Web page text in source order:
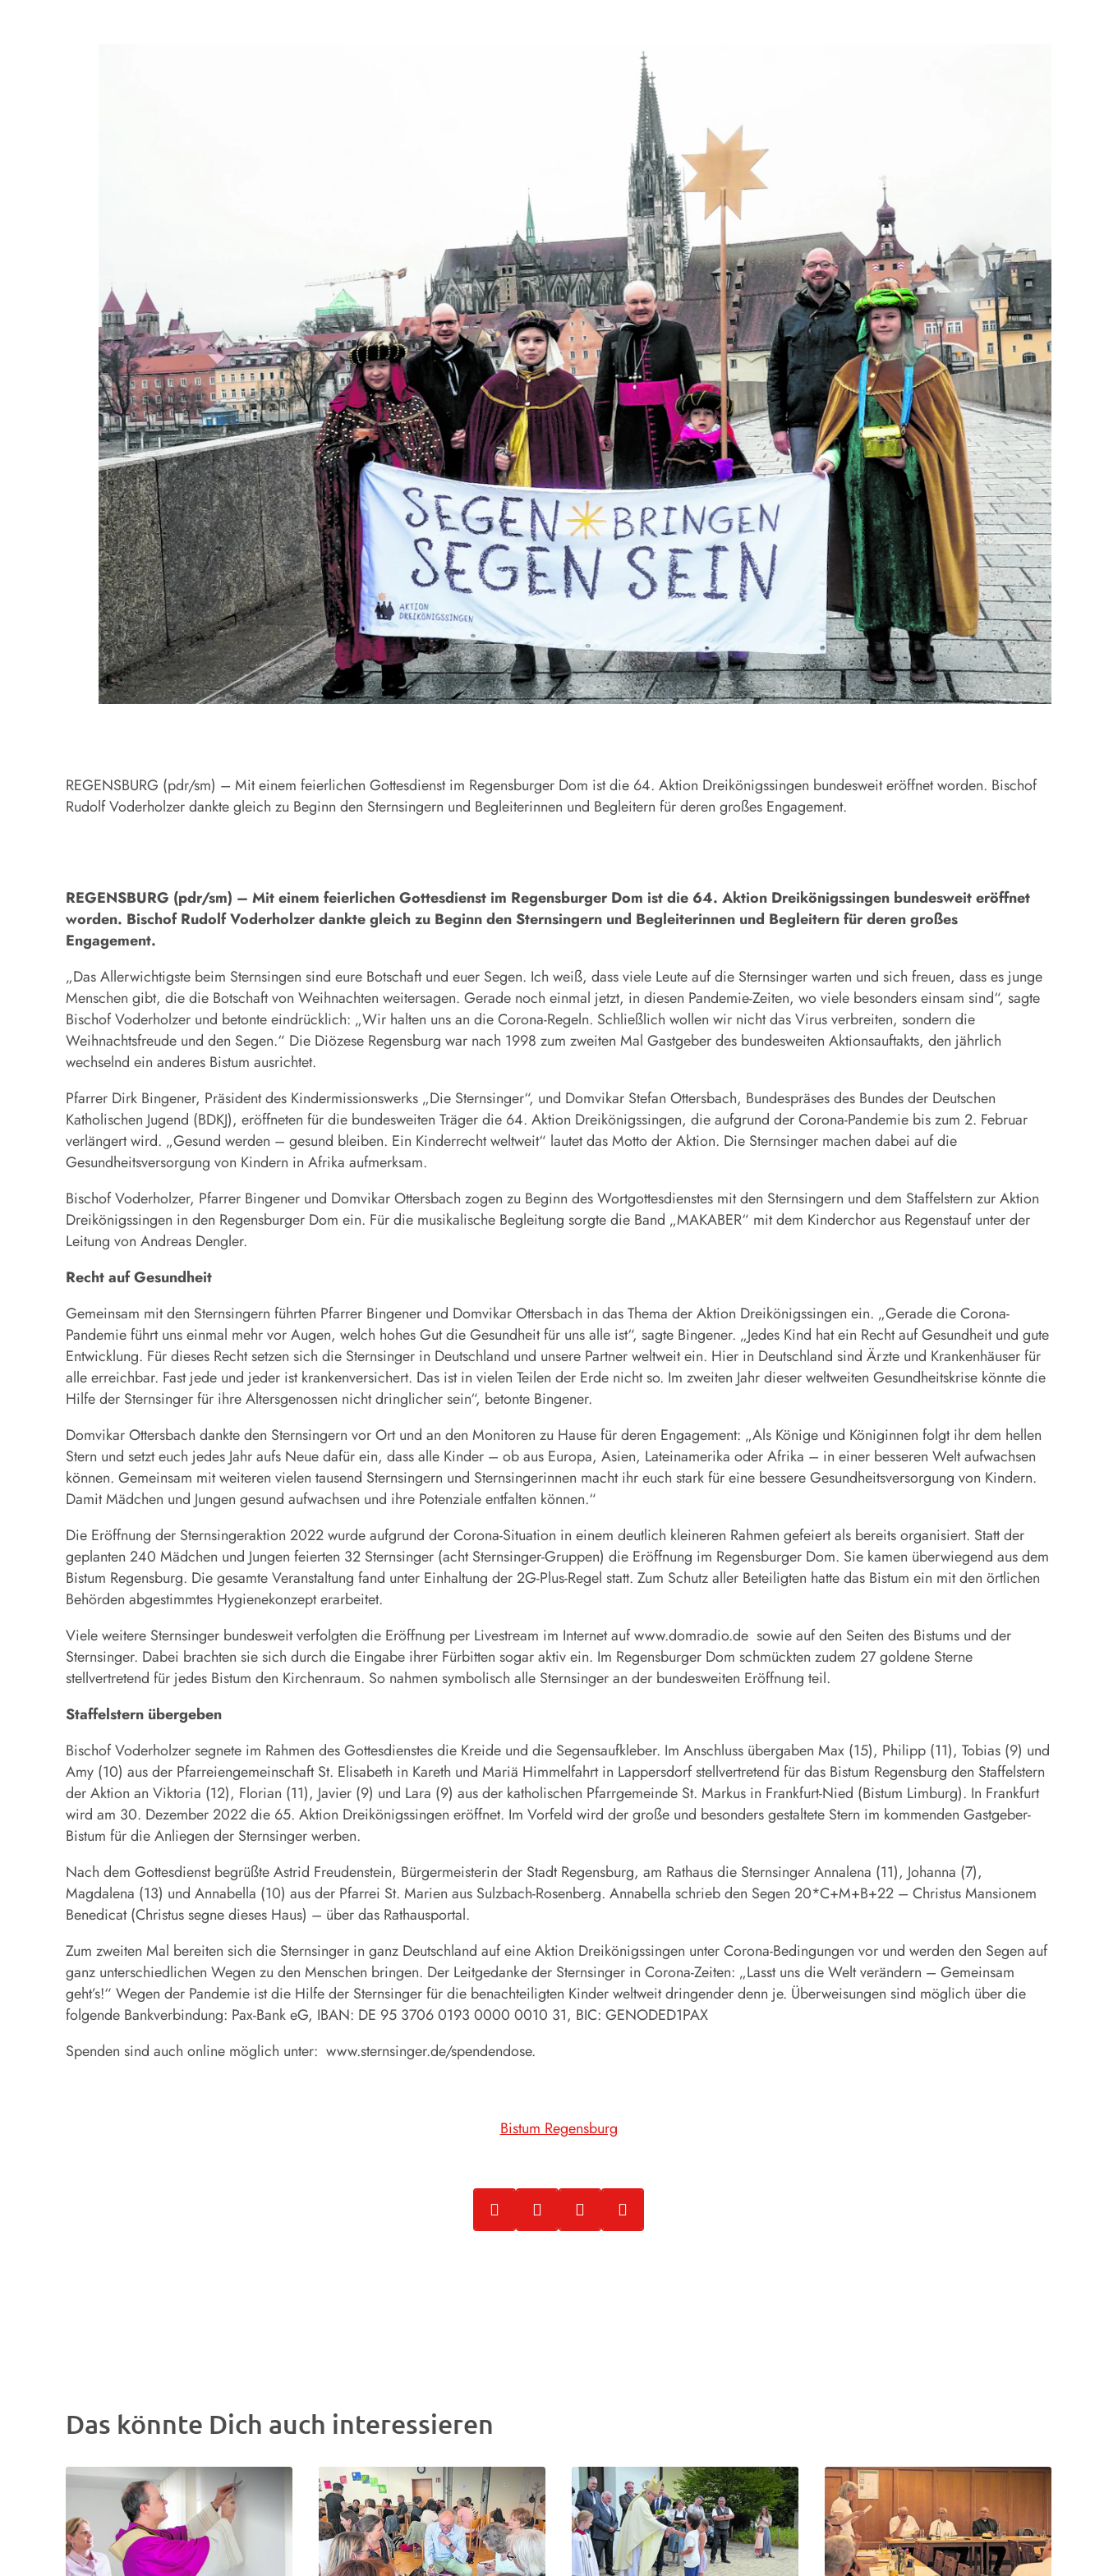
REGENSBURG (pdr/sm) – Mit einem feierlichen Gottesdienst im Regensburger Dom ist die 64. Aktion Dreikönigssingen bundesweit eröffnet worden. Bischof
Rudolf Voderholzer dankte gleich zu Beginn den Sternsingern und Begleiterinnen und Begleitern für deren großes Engagement.
REGENSBURG (pdr/sm) – Mit einem feierlichen Gottesdienst im Regensburger Dom ist die 64. Aktion Dreikönigssingen bundesweit eröffnet
worden. Bischof Rudolf Voderholzer dankte gleich zu Beginn den Sternsingern und Begleiterinnen und Begleitern für deren großes
Engagement.
„Das Allerwichtigste beim Sternsingen sind eure Botschaft und euer Segen. Ich weiß, dass viele Leute auf die Sternsinger warten und sich freuen, dass es junge
Menschen gibt, die die Botschaft von Weihnachten weitersagen. Gerade noch einmal jetzt, in diesen Pandemie-Zeiten, wo viele besonders einsam sind“, sagte
Bischof Voderholzer und betonte eindrücklich: „Wir halten uns an die Corona-Regeln. Schließlich wollen wir nicht das Virus verbreiten, sondern die
Weihnachtsfreude und den Segen.“ Die Diözese Regensburg war nach 1998 zum zweiten Mal Gastgeber des bundesweiten Aktionsauftakts, den jährlich
wechselnd ein anderes Bistum ausrichtet.
Pfarrer Dirk Bingener, Präsident des Kindermissionswerks „Die Sternsinger“, und Domvikar Stefan Ottersbach, Bundespräses des Bundes der Deutschen
Katholischen Jugend (BDKJ), eröffneten für die bundesweiten Träger die 64. Aktion Dreikönigssingen, die aufgrund der Corona-Pandemie bis zum 2. Februar
verlängert wird. „Gesund werden – gesund bleiben. Ein Kinderrecht weltweit“ lautet das Motto der Aktion. Die Sternsinger machen dabei auf die
Gesundheitsversorgung von Kindern in Afrika aufmerksam.
Bischof Voderholzer, Pfarrer Bingener und Domvikar Ottersbach zogen zu Beginn des Wortgottesdienstes mit den Sternsingern und dem Staffelstern zur Aktion
Dreikönigssingen in den Regensburger Dom ein. Für die musikalische Begleitung sorgte die Band „MAKABER“ mit dem Kinderchor aus Regenstauf unter der
Leitung von Andreas Dengler.
Recht auf Gesundheit
Gemeinsam mit den Sternsingern führten Pfarrer Bingener und Domvikar Ottersbach in das Thema der Aktion Dreikönigssingen ein. „Gerade die Corona-
Pandemie führt uns einmal mehr vor Augen, welch hohes Gut die Gesundheit für uns alle ist“, sagte Bingener. „Jedes Kind hat ein Recht auf Gesundheit und gute
Entwicklung. Für dieses Recht setzen sich die Sternsinger in Deutschland und unsere Partner weltweit ein. Hier in Deutschland sind Ärzte und Krankenhäuser für
alle erreichbar. Fast jede und jeder ist krankenversichert. Das ist in vielen Teilen der Erde nicht so. Im zweiten Jahr dieser weltweiten Gesundheitskrise könnte die
Hilfe der Sternsinger für ihre Altersgenossen nicht dringlicher sein“, betonte Bingener.
Domvikar Ottersbach dankte den Sternsingern vor Ort und an den Monitoren zu Hause für deren Engagement: „Als Könige und Königinnen folgt ihr dem hellen
Stern und setzt euch jedes Jahr aufs Neue dafür ein, dass alle Kinder – ob aus Europa, Asien, Lateinamerika oder Afrika – in einer besseren Welt aufwachsen
können. Gemeinsam mit weiteren vielen tausend Sternsingern und Sternsingerinnen macht ihr euch stark für eine bessere Gesundheitsversorgung von Kindern.
Damit Mädchen und Jungen gesund aufwachsen und ihre Potenziale entfalten können.“
Die Eröffnung der Sternsingeraktion 2022 wurde aufgrund der Corona-Situation in einem deutlich kleineren Rahmen gefeiert als bereits organisiert. Statt der
geplanten 240 Mädchen und Jungen feierten 32 Sternsinger (acht Sternsinger-Gruppen) die Eröffnung im Regensburger Dom. Sie kamen überwiegend aus dem
Bistum Regensburg. Die gesamte Veranstaltung fand unter Einhaltung der 2G-Plus-Regel statt. Zum Schutz aller Beteiligten hatte das Bistum ein mit den örtlichen
Behörden abgestimmtes Hygiene­konzept erarbeitet.
Viele weitere Sternsinger bundesweit verfolgten die Eröffnung per Livestream im Internet auf www.domradio.de sowie auf den Seiten des Bistums und der
Sternsinger. Dabei brachten sie sich durch die Eingabe ihrer Fürbitten sogar aktiv ein. Im Regensburger Dom schmückten zudem 27 goldene Sterne
stellvertretend für jedes Bistum den Kirchenraum. So nahmen symbolisch alle Sternsinger an der bundesweiten Eröffnung teil.
Staffelstern übergeben
Bischof Voderholzer segnete im Rahmen des Gottesdienstes die Kreide und die Segensaufkleber. Im Anschluss übergaben Max (15), Philipp (11), Tobias (9) und
Amy (10) aus der Pfarreiengemeinschaft St. Elisabeth in Kareth und Mariä Himmelfahrt in Lappersdorf stellvertretend für das Bistum Regensburg den Staffelstern
der Aktion an Viktoria (12), Florian (11), Javier (9) und Lara (9) aus der katholischen Pfarrgemeinde St. Markus in Frankfurt-Nied (Bistum Limburg). In Frankfurt
wird am 30. Dezember 2022 die 65. Aktion Dreikönigssingen eröffnet. Im Vorfeld wird der große und besonders gestaltete Stern im kommenden Gastgeber-
Bistum für die Anliegen der Sternsinger werben.
Nach dem Gottesdienst begrüßte Astrid Freudenstein, Bürgermeisterin der Stadt Regensburg, am Rathaus die Sternsinger Annalena (11), Johanna (7),
Magdalena (13) und Annabella (10) aus der Pfarrei St. Marien aus Sulzbach-Rosenberg. Annabella schrieb den Segen 20*C+M+B+22 – Christus Mansionem
Benedicat (Christus segne dieses Haus) – über das Rathausportal.
Zum zweiten Mal bereiten sich die Sternsinger in ganz Deutschland auf eine Aktion Dreikönigssingen unter Corona-Bedingungen vor und werden den Segen auf
ganz unterschiedlichen Wegen zu den Menschen bringen. Der Leitgedanke der Sternsinger in Corona-Zeiten: „Lasst uns die Welt verändern – Gemeinsam
geht’s!“ Wegen der Pandemie ist die Hilfe der Sternsinger für die benachteiligten Kinder weltweit dringender denn je. Überweisungen sind möglich über die
folgende Bankverbindung: Pax-Bank eG, IBAN: DE 95 3706 0193 0000 0010 31, BIC: GENODED1PAX
Spenden sind auch online möglich unter: www.sternsinger.de/spendendose.
Bistum Regensburg
Das könnte Dich auch interessieren